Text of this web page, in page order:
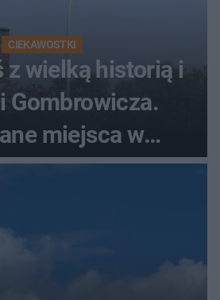
CIEKAWOSTKI
z wielką historią i
Gombrowicza.
miejsca w